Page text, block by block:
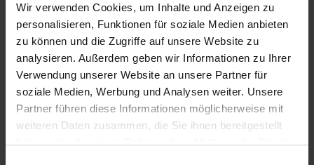
Wir verwenden Cookies, um Inhalte und Anzeigen zu
personalisieren, Funktionen für soziale Medien anbieten
zu können und die Zugriffe auf unsere Website zu
analysieren. Außerdem geben wir Informationen zu Ihrer
Verwendung unserer Website an unsere Partner für
soziale Medien, Werbung und Analysen weiter. Unsere
Partner führen diese Informationen möglicherweise mit
weiteren Daten zusammen, die Sie ihnen bereitgestellt
haben oder die sie im Rahmen Ihrer Nutzung der Dienste
umfassendes Wissen über sportmotorische Testverfahren zur
Leistungsdiagnostik, Trainingsmethoden zur gezielten Verbesserung
der motorischen Leistungsfähigkeit, Ansätze zur langfristigen
Periodisierung des Trainings sowie über eine situationsgerechte
Auswahl von Trainingsübungen bzw. Bewegungsformen. Im Bereich
desGruppentrainingserwerben sie Unterrichtskompetenz sowie
Fachwissen im kraft-, ausdauer- und gesundheitsorientierten
Gruppentraining, sodass sie in der Lage sind, attraktive und
vielschichtige Gruppentrainingsangebote zielgruppenadäquat zu